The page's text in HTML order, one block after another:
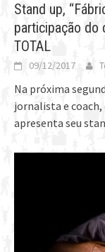
Stand up,
participação do
TOTAL
09/12/2017
Na próxima
jornalista e
apresenta seu